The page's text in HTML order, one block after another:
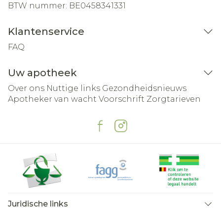
BTW nummer: BE0458341331
Klantenservice
FAQ
Uw apotheek
Over ons Nuttige links Gezondheidsnieuws
Apotheker van wacht Voorschrift Zorgtarieven
Juridische links